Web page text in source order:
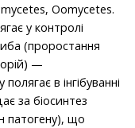
Oomycetes.
у контролі
(проростання
—
в інгібуванні
за біосинтез
патогену), що